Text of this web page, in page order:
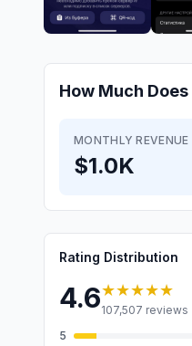
How Much Does
MONTHLY REVENUE
$1.0K
Rating Distribution
4.6★★★★★
107,507 reviews
5